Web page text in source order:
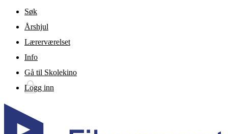
Gå til hovedinnhold
Søk
Årshjul
Lærerværelset
Info
Gå til Skolekino
Logg inn